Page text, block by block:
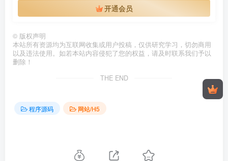
开通会员
© 版权声明
本站所有资源均为互联网收集或用户投稿，仅供研究学习，切勿商用
以及违法使用。如若本站内容侵犯了您的权益，请及时联系我们予以
删除！
THE END
程序源码 网站/H5